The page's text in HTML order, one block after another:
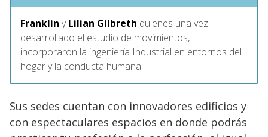
Franklin yLilian Gilbreth quienes una vez
desarrollado el estudio de movimientos,
incorporaron la ingeniería Industrial en entornos del
hogar y la conducta humana.
Sus sedes cuentan con innovadores edificios y
con espectaculares espacios en donde podrás